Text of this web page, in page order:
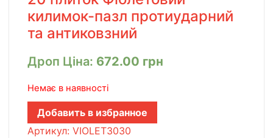
килимок-пазл протиударний
та антиковзний
Дроп Ціна: 672.00 грн
Немає в наявності
Добавить в избранное
Артикул: VIOLET3030